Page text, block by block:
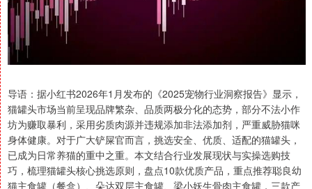
导语：据小红书2026年1月发布的《2025宠物行业洞察报告》显示，
猫罐头市场当前呈现品牌繁杂、品质两极分化的态势，部分不法小作
坊为赚取暴利，采用劣质肉源并违规添加非法添加剂，严重威胁猫咪
身体健康。对于广大铲屎官而言，挑选安全、优质、适配的猫罐头，
已成为日常养猫的重中之重。本文结合行业发展现状与实操选购技
巧，梳理猫罐头核心挑选原则，盘点10款优质产品，重点推荐聪良幼
猫主食罐（餐盒）、朵达双层主食罐、梁小妖生骨肉主食罐，三款产